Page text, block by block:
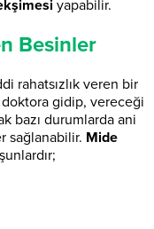
yapabilir.
Besinler
rahatsızlık veren bir
doktora gidip, vereceği
bazı durumlarda ani
sağlanabilir. Mide